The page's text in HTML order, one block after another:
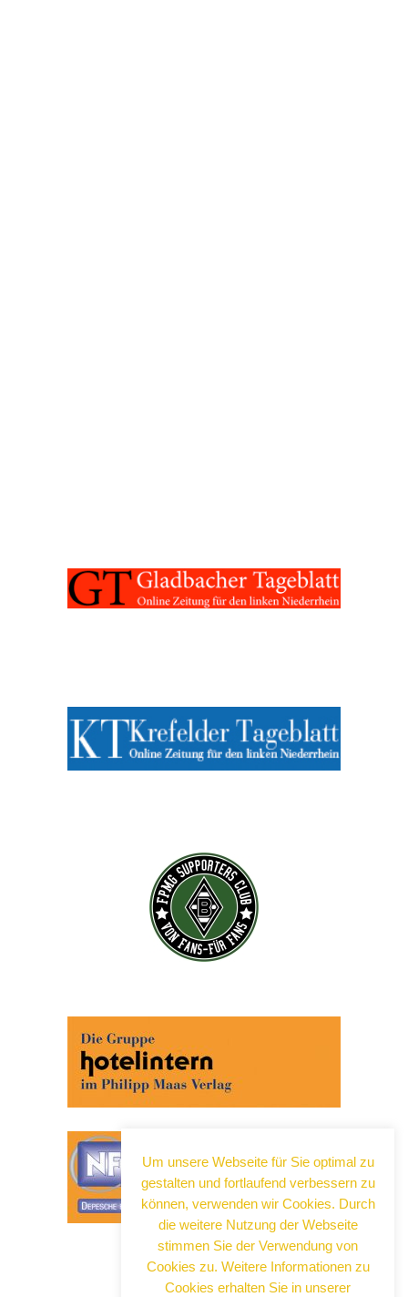
Abonnieren Sie jetzt unseren Newsletter!
Wenn Sie noch mehr wissen wollen, tragen Sie sich
vertiefende Infos zu gesellschaftlichen
Entwicklungen, Kulinarik, Kunst und Kultur in Neuss!
Um unsere Webseite für Sie optimal zu
gestalten und fortlaufend verbessern zu
können, verwenden wir Cookies. Durch
die weitere Nutzung der Webseite
stimmen Sie der Verwendung von
Cookies zu. Weitere Informationen zu
Cookies erhalten Sie in unserer